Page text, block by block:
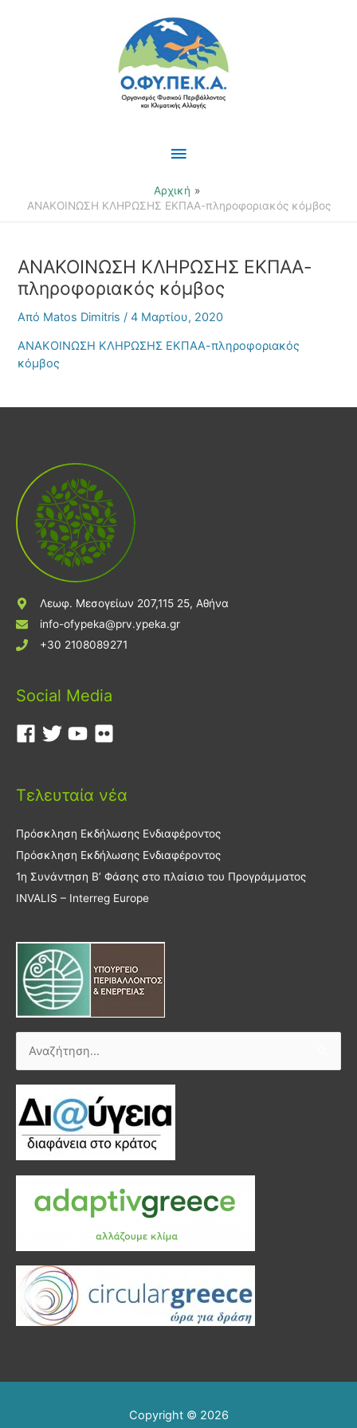
Κύριο
Μενού
Αρχική
ΑΝΑΚΟΙΝΩΣΗ ΚΛΗΡΩΣΗΣ ΕΚΠΑΑ-πληροφοριακός κόμβος
ΑΝΑΚΟΙΝΩΣΗ ΚΛΗΡΩΣΗΣ ΕΚΠΑΑ-
πληροφοριακός κόμβος
Από Matos Dimitris/4 Μαρτίου, 2020
ΑΝΑΚΟΙΝΩΣΗ ΚΛΗΡΩΣΗΣ ΕΚΠΑΑ-πληροφοριακός
κόμβος
Λεωφ. Μεσογείων 207,115 25, Αθήνα
info-ofypeka@prv.ypeka.gr
+30 2108089271
Social Media
Τελευταία νέα
Πρόσκληση Εκδήλωσης Ενδιαφέροντος
Πρόσκληση Εκδήλωσης Ενδιαφέροντος
1η Συνάντηση Β’ Φάσης στο πλαίσιο του Προγράμματος
INVALIS – Interreg Europe
Αναζήτηση
Copyright © 2026